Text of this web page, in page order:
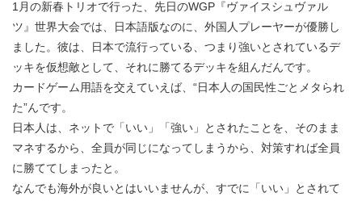
1月の新春トリオで行った、先日のWGP『ヴァイスシュヴァル
ツ』世界大会では、日本語版なのに、外国人プレーヤーが優勝し
ました。彼は、日本で流行っている、つまり強いとされているデ
ッキを仮想敵として、それに勝てるデッキを組んだんです。
カードゲーム用語を交えていえば、“日本人の国民性ごとメタられ
た”んです。
日本人は、ネットで「いい」「強い」とされたことを、そのまま
マネするから、全員が同じになってしまうから、対策すれば全員
に勝ててしまったと。
なんでも海外が良いとはいいませんが、すでに「いい」とされて